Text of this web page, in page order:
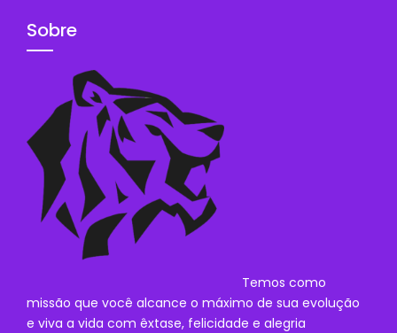
Sobre
Temos como
missão que você alcance o máximo de sua evolução
e viva a vida com êxtase, felicidade e alegria